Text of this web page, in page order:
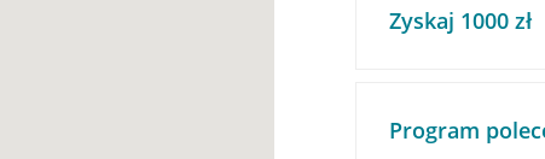
Zyskaj 1000 zł
Program